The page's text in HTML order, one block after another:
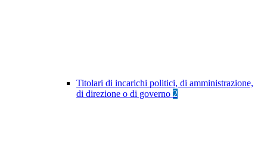
Titolari di incarichi politici, di amministrazione,
di direzione o di governo 2